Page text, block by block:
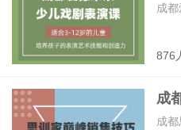
876
成
成
班
成